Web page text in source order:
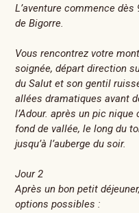
L’aventure commence
de Bigorre.
Vous rencontrez votre
soignée, départ direction
du Salut et son gentil
allées dramatiques avant
l’Adour. après un pic
fond de vallée, le long du
jusqu’à l’auberge du soir.
Jour 2
Après un bon petit
options possibles :